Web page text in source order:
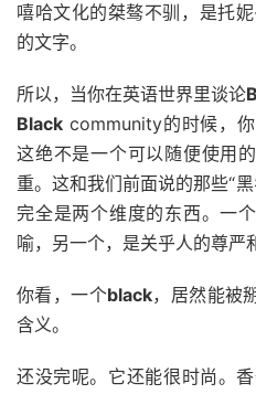
嘻哈文化的桀骜不驯，是托
的文字。
所以，当你在英语世界里谈论
Black community的时候，
这绝不是一个可以随便使用
重。这和我们前面说的那些“
完全是两个维度的东西。一
喻，另一个，是关乎人的尊严
你看，一个black，居然能被
含义。
还没完呢。它还能很时尚。